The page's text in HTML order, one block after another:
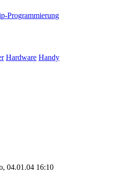
Programmierung
Hardware Handy
04.01.04 16:10